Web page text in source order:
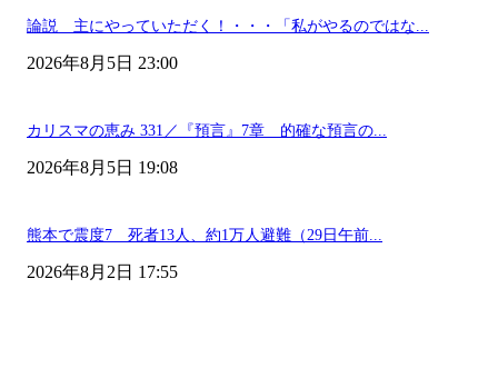
論説 主にやっていただく！・・・「私がやるのではな...
2026年8月5日 23:00
カリスマの恵み 331／『預言』7章 的確な預言の...
2026年8月5日 19:08
熊本で震度7 死者13人、約1万人避難（29日午前...
2026年8月2日 17:55